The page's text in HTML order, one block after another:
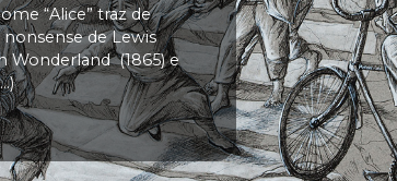
“Alice” traz de
nonsense de Lewis
Wonderland (1865) e